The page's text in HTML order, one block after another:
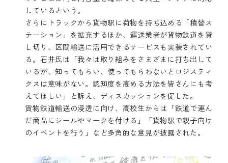
しているという。
さらにトラックから貨物駅に荷物を持ち込める「積替ス
テーション」を拡充するほか、運送業者が貨物鉄道を貸
し切り、区間輸送に活用できるサービスも実装されてい
る。石井氏は「我々は取り組みをさまざまに打ち出して
いるが、知ってもらい、使ってもらわないとロジスティ
クスは意味がない。認知度を高める方法を皆さんにも考
えてほしい」と訴え、ディスカッションを促した。
貨物鉄道輸送の浸透に向け、高校生からは「鉄道で運ん
だ商品にシールやマークを付ける」「貨物駅で親子向け
のイベントを行う」など多角的な意見が披露された。